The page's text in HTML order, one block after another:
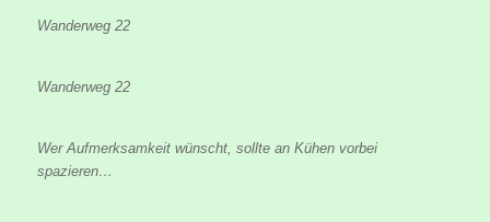
Wanderweg 22
Wanderweg 22
Wer Aufmerksamkeit wünscht, sollte an Kühen vorbei
spazieren…